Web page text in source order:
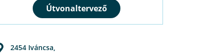
2454 Iváncsa,